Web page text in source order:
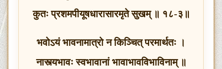
कुतः प्रशमपीयूषधारासारमृते सुखम् ॥ १८-३॥
भवोऽयं भावनामात्रो न किञ्चित् परमार्थतः ।
नास्त्यभावः स्वभावानां भावाभावविभाविनाम् ॥